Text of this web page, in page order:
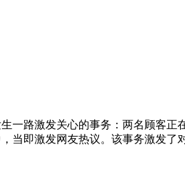
路激发关心的事务：两名顾客正
当即激发网友热议。该事务激发了